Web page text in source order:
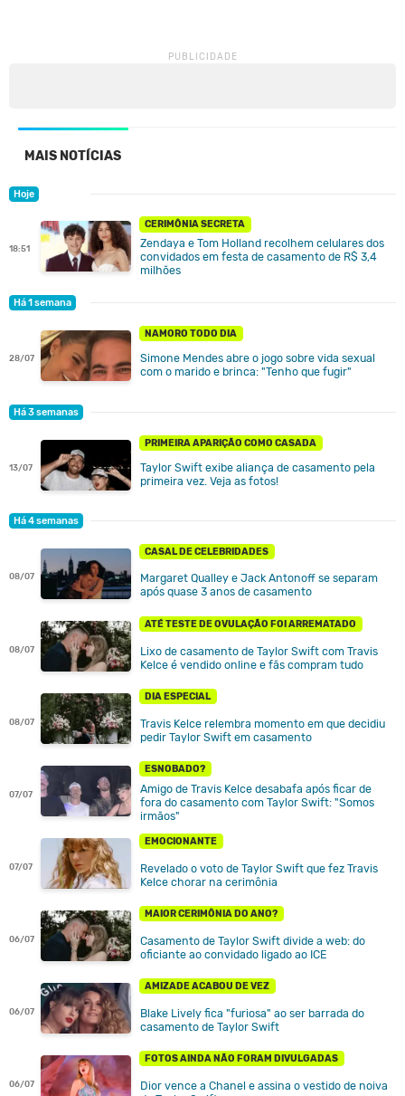
MAIS NOTÍCIAS
Hoje
18:51
CERIMÔNIA SECRETA
Zendaya e Tom Holland recolhem celulares dos
convidados em festa de casamento de R$ 3,4
milhões
Há 1 semana
28/07
NAMORO TODO DIA
Simone Mendes abre o jogo sobre vida sexual
com o marido e brinca: "Tenho que fugir"
Há 3 semanas
13/07
PRIMEIRA APARIÇÃO COMO CASADA
Taylor Swift exibe aliança de casamento pela
primeira vez. Veja as fotos!
Há 4 semanas
08/07
CASAL DE CELEBRIDADES
Margaret Qualley e Jack Antonoff se separam
após quase 3 anos de casamento
08/07
ATÉ TESTE DE OVULAÇÃO FOI ARREMATADO
Lixo de casamento de Taylor Swift com Travis
Kelce é vendido online e fãs compram tudo
08/07
DIA ESPECIAL
Travis Kelce relembra momento em que decidiu
pedir Taylor Swift em casamento
07/07
ESNOBADO?
Amigo de Travis Kelce desabafa após ficar de
fora do casamento com Taylor Swift: "Somos
irmãos"
07/07
EMOCIONANTE
Revelado o voto de Taylor Swift que fez Travis
Kelce chorar na cerimônia
06/07
MAIOR CERIMÔNIA DO ANO?
Casamento de Taylor Swift divide a web: do
oficiante ao convidado ligado ao ICE
06/07
AMIZADE ACABOU DE VEZ
Blake Lively fica "furiosa" ao ser barrada do
casamento de Taylor Swift
06/07
FOTOS AINDA NÃO FORAM DIVULGADAS
Dior vence a Chanel e assina o vestido de noiva